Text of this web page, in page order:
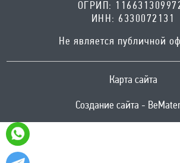
ОГРИП:
ИНН: 6330072131
Не является публичной
Карта сайта
Создание сайта -